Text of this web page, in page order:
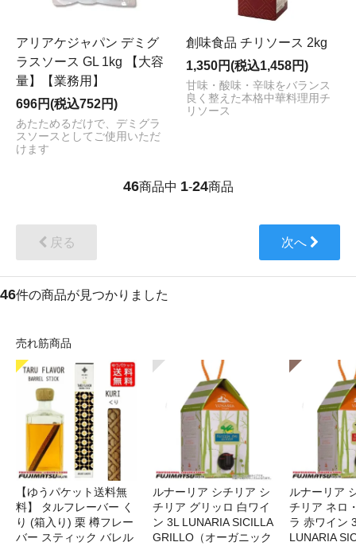
アリアケジャパン デミグ
ラスソース GL 1kg 【大容
量】【業務用】
696円(税込752円)
あたためるだけで、デミグラ
スソースとしてご使用いただ
けます
創味食品 チリソース 2kg
1,350円(税込1,458円)
甘味・酸味・辛味をバランス
良く整えた本格中華料理用チ
リソース
46商品中 1-24商品
戻る 次へ
46件の商品が見つかりました
売れ筋商品
【ゆうパケット送料無
料】 タルフレーバー く
り (箱入り) 栗 樽フレー
バー スティック バレル
ルナーリア シチリア シ
チリア グリッロ 白ワイ
ン 3L LUNARIA SICILLA
GRILLO（オーガニック
ルナーリア
チリア ネロ
ラ 赤ワイ
LUNARIA